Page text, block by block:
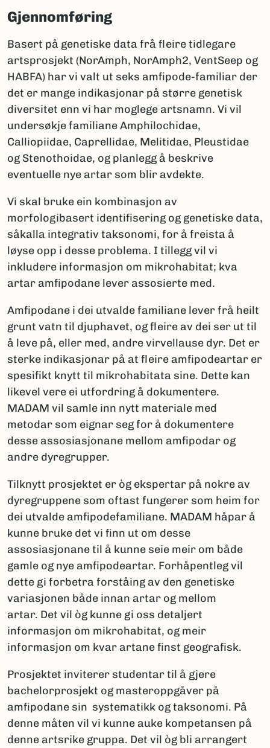
Gjennomføring
Basert på genetiske data frå fleire tidlegare
artsprosjekt (NorAmph, NorAmph2, VentSeep og
HABFA) har vi valt ut seks amfipode-familiar der
det er mange indikasjonar på større genetisk
diversitet enn vi har moglege artsnamn. Vi vil
undersøkje familiane Amphilochidae,
Calliopiidae, Caprellidae, Melitidae, Pleustidae
og Stenothoidae, og planlegg å beskrive
eventuelle nye artar som blir avdekte.
Vi skal bruke ein kombinasjon av
morfologibasert identifisering og genetiske data,
såkalla integrativ taksonomi, for å freista å
løyse opp i desse problema. I tillegg vil vi
inkludere informasjon om mikrohabitat; kva
artar amfipodane lever assosierte med.
Amfipodane i dei utvalde familiane lever frå heilt
grunt vatn til djuphavet, og fleire av dei ser ut til
å leve på, eller med, andre virvellause dyr. Det er
sterke indikasjonar på at fleire amfipodeartar er
spesifikt knytt til mikrohabitata sine. Dette kan
likevel vere ei utfordring å dokumentere.
MADAM vil samle inn nytt materiale med
metodar som eignar seg for å dokumentere
desse assosiasjonane mellom amfipodar og
andre dyregrupper.
Tilknytt prosjektet er òg ekspertar på nokre av
dyregruppene som oftast fungerer som heim for
dei utvalde amfipodefamiliane. MADAM håpar å
kunne bruke det vi finn ut om desse
assosiasjonane til å kunne seie meir om både
gamle og nye amfipodeartar. Forhåpentleg vil
dette gi forbetra forståing av den genetiske
variasjonen både innan artar og mellom
artar. Det vil òg kunne gi oss detaljert
informasjon om mikrohabitat, og meir
informasjon om kvar artane finst geografisk.
Prosjektet inviterer studentar til å gjere
bachelorprosjekt og masteroppgåver på
amfipodane sin systematikk og taksonomi. På
denne måten vil vi kunne auke kompetansen på
denne artsrike gruppa. Det vil òg bli arrangert